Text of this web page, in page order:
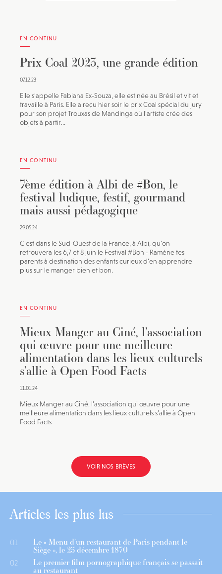
EN CONTINU
Prix Coal 2023, une grande édition
07.12.23
Elle s’appelle Fabiana Ex-Souza, elle est née au Brésil et vit et
travaille à Paris. Elle a reçu hier soir le prix Coal spécial du jury
pour son projet Trouxas de Mandinga où l’artiste crée des
objets à partir...
EN CONTINU
7ème édition à Albi de #Bon, le
festival ludique, festif, gourmand
mais aussi pédagogique
29.05.24
C’est dans le Sud-Ouest de la France, à Albi, qu’on
retrouvera les 6,7 et 8 juin le Festival #Bon - Ramène tes
parents à destination des enfants curieux d’en apprendre
plus sur le manger bien et bon.
EN CONTINU
Mieux Manger au Ciné, l’association
qui œuvre pour une meilleure
alimentation dans les lieux culturels
s’allie à Open Food Facts
11.01.24
Mieux Manger au Ciné, l’association qui œuvre pour une
meilleure alimentation dans les lieux culturels s’allie à Open
Food Facts
VOIR NOS BRÈVES
Articles les plus lus
01 Le « Menu d’un restaurant de Paris pendant le
Siège », le 25 décembre 1870
02 Le premier film pornographique français se passait
au restaurant